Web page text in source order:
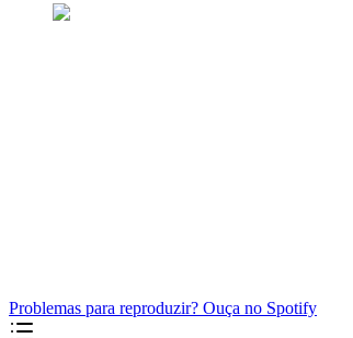
Problemas para reproduzir? Ouça no Spotify